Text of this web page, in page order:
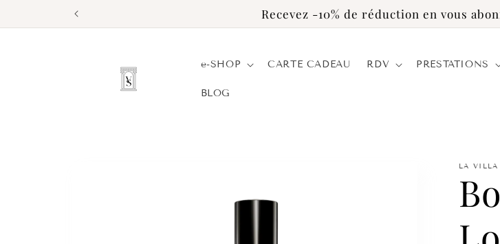
au
Recevez -10% de réduction en vous
e-SHOP CARTE CADEAU RDV PRESTATIONS
BLOG
LA VILLA